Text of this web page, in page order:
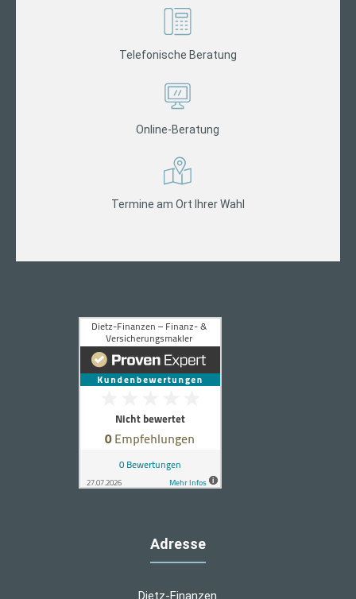
Telefonische Beratung
Online-Beratung
Termine am Ort Ihrer Wahl
Adresse
Dietz-Finanzen